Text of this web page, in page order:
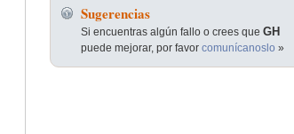
Sugerencias
Si encuentras algún fallo o crees que GH
puede mejorar, por favor comunícanoslo »